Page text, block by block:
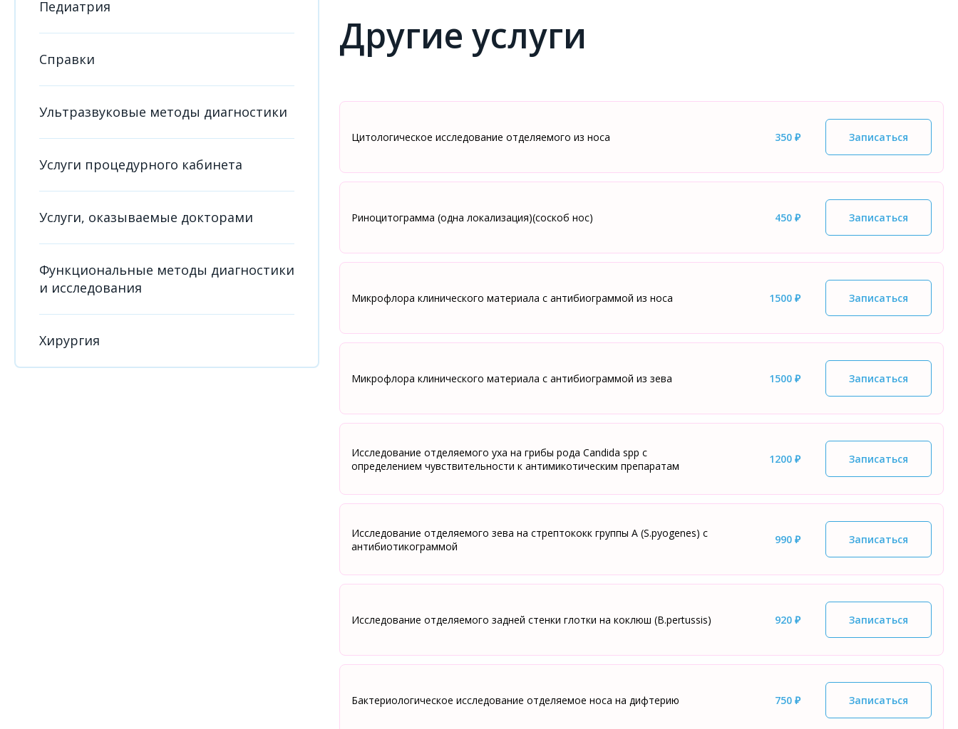
Педиатрия
Справки
Ультразвуковые методы диагностики
Услуги процедурного кабинета
Услуги, оказываемые докторами
Функциональные методы диагностики
и исследования
Хирургия
Другие услуги
Цитологическое исследование отделяемого из носа 350 ₽ Записаться
Риноцитограмма (одна локализация)(соскоб нос) 450 ₽ Записаться
Микрофлора клинического материала с антибиограммой из носа 1500 ₽ Записаться
Микрофлора клинического материала с антибиограммой из зева 1500 ₽ Записаться
Исследование отделяемого уха на грибы рода Candida spp с
определением чувствительности к антимикотическим препаратам
1200 ₽ Записаться
Исследование отделяемого зева на стрептококк группы А (S.pyogenes) с
антибиотикограммой
990 ₽ Записаться
Исследование отделяемого задней стенки глотки на коклюш (B.pertussis) 920 ₽ Записаться
Бактериологическое исследование отделяемое носа на дифтерию 750 ₽ Записаться